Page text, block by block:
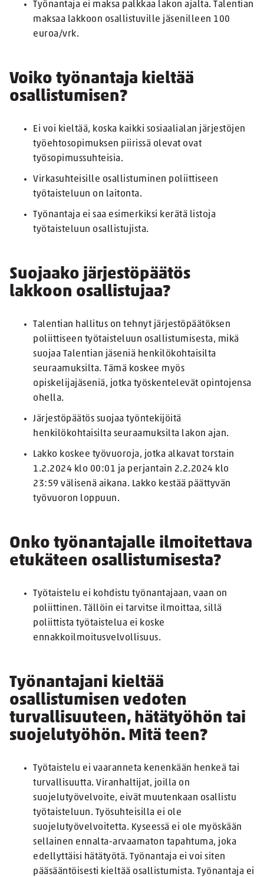
Työnantaja ei maksa palkkaa lakon ajalta. Talentian
maksaa lakkoon osallistuville jäsenilleen 100
euroa/vrk.
Voiko työnantaja kieltää
osallistumisen?
Ei voi kieltää, koska kaikki sosiaalialan järjestöjen
työehtosopimuksen piirissä olevat ovat
työsopimussuhteisia.
Virkasuhteisille osallistuminen poliittiseen
työtaisteluun on laitonta.
Työnantaja ei saa esimerkiksi kerätä listoja
työtaisteluun osallistujista.
Suojaako järjestöpäätös
lakkoon osallistujaa?
Talentian hallitus on tehnyt järjestöpäätöksen
poliittiseen työtaisteluun osallistumisesta, mikä
suojaa Talentian jäseniä henkilökohtaisilta
seuraamuksilta. Tämä koskee myös
opiskelijajäseniä, jotka työskentelevät opintojensa
ohella.
Järjestöpäätös suojaa työntekijöitä
henkilökohtaisilta seuraamuksilta lakon ajan.
Lakko koskee työvuoroja, jotka alkavat torstain
1.2.2024 klo 00:01 ja perjantain 2.2.2024 klo
23:59 välisenä aikana. Lakko kestää päättyvän
työvuoron loppuun.
Onko työnantajalle ilmoitettava
etukäteen osallistumisesta?
Työtaistelu ei kohdistu työnantajaan, vaan on
poliittinen. Tällöin ei tarvitse ilmoittaa, sillä
poliittista työtaistelua ei koske
ennakkoilmoitusvelvollisuus.
Työnantajani kieltää
osallistumisen vedoten
turvallisuuteen, hätätyöhön tai
suojelutyöhön. Mitä teen?
Työtaistelu ei vaaranneta kenenkään henkeä tai
turvallisuutta. Viranhaltijat, joilla on
suojelutyövelvoite, eivät muutenkaan osallistu
työtaisteluun. Työsuhteisilla ei ole
suojelutyövelvoitetta. Kyseessä ei ole myöskään
sellainen ennalta-arvaamaton tapahtuma, joka
edellyttäisi hätätyötä. Työnantaja ei voi siten
pääsääntöisesti kieltää osallistumista. Työnantaja ei